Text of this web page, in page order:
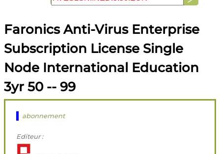
Faronics Anti-Virus Enterprise
Subscription License Single
Node International Education
3yr 50 -- 99
abonnement
Editeur :